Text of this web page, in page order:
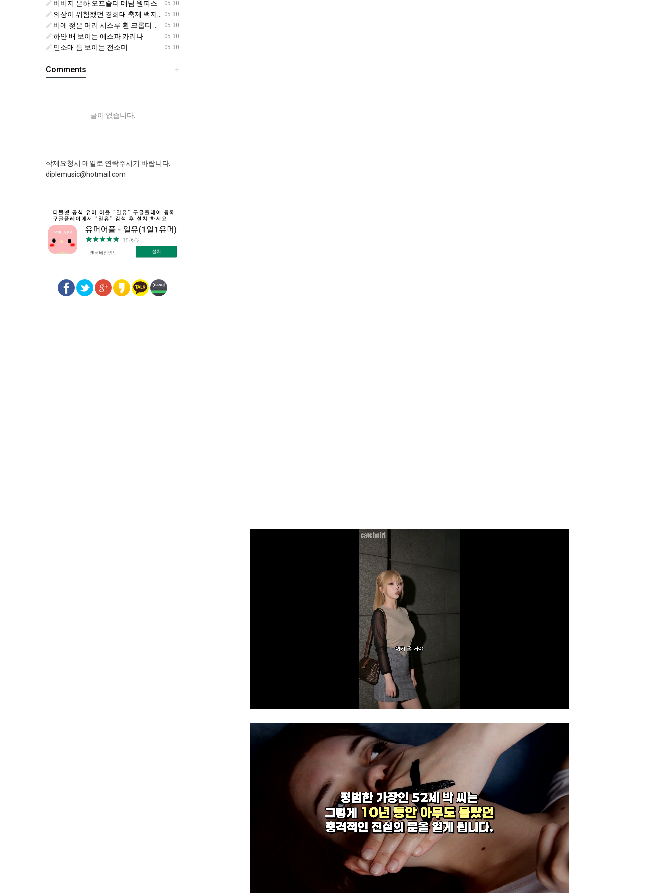
05.30
비비지 은하 오프숄더 데님 원피스
05.30
의상이 위험했던 경희대 축제 백지헌
05.30
비에 젖은 머리 시스루 흰 크롭티 에스파 닝닝
05.30
하얀 배 보이는 에스파 카리나
05.30
민소매 틈 보이는 전소미
+
Comments
글이 없습니다.
삭제요청시 메일로 연락주시기 바랍니다.
diplemusic@hotmail.com